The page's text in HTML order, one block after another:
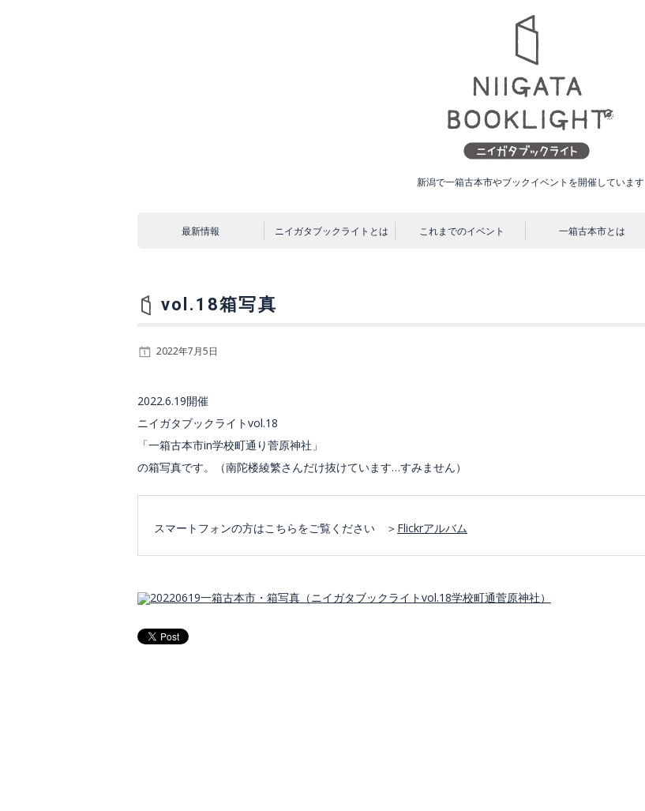
ク
新潟で一箱古本市やブックイベントを開催しています
最新情報 ニイガタブックライトとは これまでのイベント 一箱古本市とは
vol.18箱写真
2022年7月5日
2022.6.19開催
ニイガタブックライトvol.18
「一箱古本市in学校町通り菅原神社」
の箱写真です。（南陀楼綾繁さんだけ抜けています…すみません）
スマートフォンの方はこちらをご覧ください ＞ Flickrアルバム